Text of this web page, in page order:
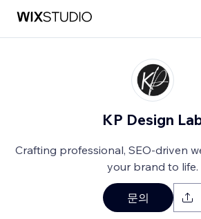
KP Design
Crafting professional, SEO-driven
your brand to life.
문의